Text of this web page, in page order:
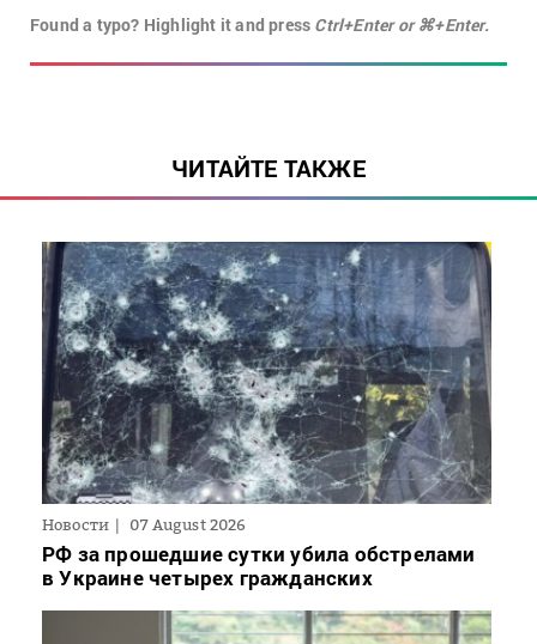
Found a typo? Highlight it and press Ctrl+Enter or ⌘+Enter.
ЧИТАЙТЕ ТАКЖЕ
Новости 07 August 2026
РФ за прошедшие сутки убила обстрелами
в Украине четырех гражданских